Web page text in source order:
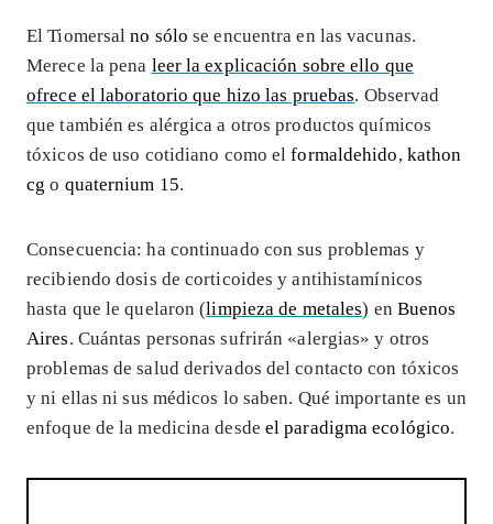
El Tiomersalno sólo se encuentra en las vacunas.
Merece la pena leer la explicación sobre ello que
ofrece el laboratorio que hizo las pruebas. Observad
que también es alérgica a otros productos químicos
tóxicos de uso cotidiano como elformaldehido, kathon
cg o quaternium 15.
Consecuencia: ha continuado con sus problemas y
recibiendo dosis de corticoides y antihistamínicos
hasta que le quelaron (limpieza de metales) en Buenos
Aires. Cuántas personas sufrirán «alergias» y otros
problemas de salud derivados del contacto con tóxicos
y ni ellas ni sus médicos lo saben. Qué importante es un
enfoque de la medicina desde el paradigma ecológico.